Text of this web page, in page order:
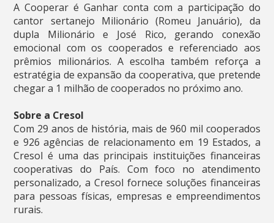
A Cooperar é Ganhar conta com a participação do
cantor sertanejo Milionário (Romeu Januário), da
dupla Milionário e José Rico, gerando conexão
emocional com os cooperados e referenciado aos
prêmios milionários. A escolha também reforça a
estratégia de expansão da cooperativa, que pretende
chegar a 1 milhão de cooperados no próximo ano.
Sobre a Cresol
Com 29 anos de história, mais de 960 mil cooperados
e 926 agências de relacionamento em 19 Estados, a
Cresol é uma das principais instituições financeiras
cooperativas do País. Com foco no atendimento
personalizado, a Cresol fornece soluções financeiras
para pessoas físicas, empresas e empreendimentos
rurais.